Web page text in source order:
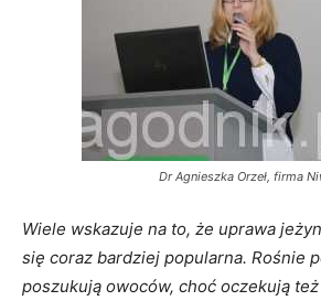
Dr Agnieszka Orzeł, firma
Wiele wskazuje na to, że uprawa
się coraz bardziej popularna. Rośnie
poszukują owoców, choć oczekują